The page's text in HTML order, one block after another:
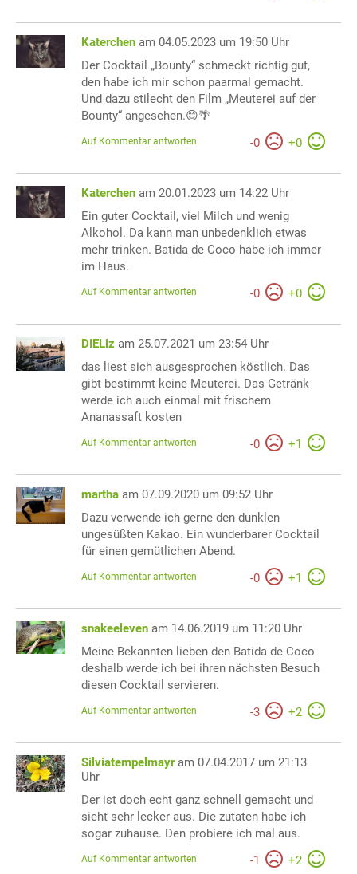
Katerchen am 04.05.2023 um 19:50 Uhr
Der Cocktail „Bounty“ schmeckt richtig gut,
den habe ich mir schon paarmal gemacht.
Und dazu stilecht den Film „Meuterei auf der
Bounty“ angesehen.😊🌴
-0 +0
Auf Kommentar antworten
Katerchen am 20.01.2023 um 14:22 Uhr
Ein guter Cocktail, viel Milch und wenig
Alkohol. Da kann man unbedenklich etwas
mehr trinken. Batida de Coco habe ich immer
im Haus.
-0 +0
Auf Kommentar antworten
DIELiz am 25.07.2021 um 23:54 Uhr
das liest sich ausgesprochen köstlich. Das
gibt bestimmt keine Meuterei. Das Getränk
werde ich auch einmal mit frischem
Ananassaft kosten
-0 +1
Auf Kommentar antworten
martha am 07.09.2020 um 09:52 Uhr
Dazu verwende ich gerne den dunklen
ungesüßten Kakao. Ein wunderbarer Cocktail
für einen gemütlichen Abend.
-0 +1
Auf Kommentar antworten
snakeeleven am 14.06.2019 um 11:20 Uhr
Meine Bekannten lieben den Batida de Coco
deshalb werde ich bei ihren nächsten Besuch
diesen Cocktail servieren.
-3 +2
Auf Kommentar antworten
Silviatempelmayr am 07.04.2017 um 21:13
Uhr
Der ist doch echt ganz schnell gemacht und
sieht sehr lecker aus. Die zutaten habe ich
sogar zuhause. Den probiere ich mal aus.
-1 +2
Auf Kommentar antworten